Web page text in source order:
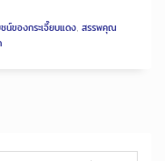
ชน์ของกระเจี๊ยบแดง, สรรพคุณ